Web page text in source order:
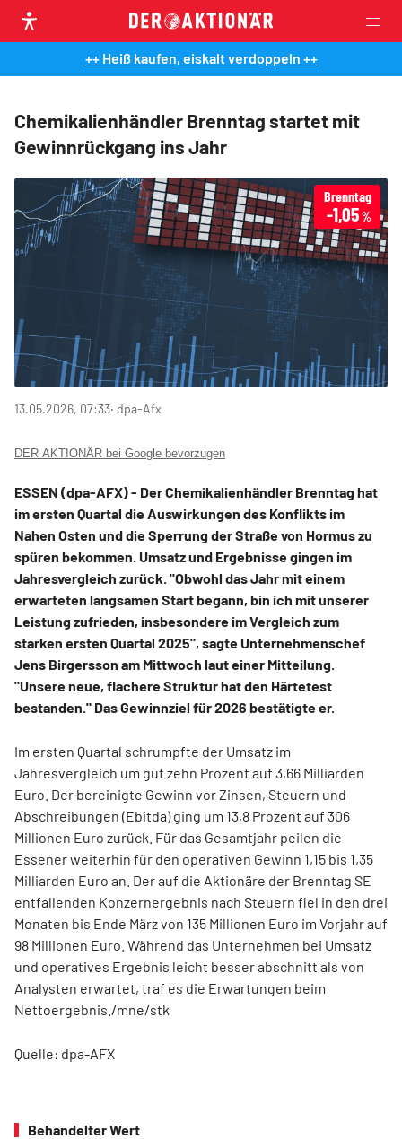
++ Heiß kaufen, eiskalt verdoppeln ++
Chemikalienhändler Brenntag startet mit
Gewinnrückgang ins Jahr
Brenntag
-1,05%
13.05.2026, 07:33‧ dpa-Afx
DER AKTIONÄR bei Google bevorzugen
ESSEN (dpa-AFX) - Der Chemikalienhändler Brenntaghat
im ersten Quartal die Auswirkungen des Konflikts im
Nahen Osten und die Sperrung der Straße von Hormus zu
spüren bekommen. Umsatz und Ergebnisse gingen im
Jahresvergleich zurück. "Obwohl das Jahr mit einem
erwarteten langsamen Start begann, bin ich mit unserer
Leistung zufrieden, insbesondere im Vergleich zum
starken ersten Quartal 2025", sagte Unternehmenschef
Jens Birgersson am Mittwoch laut einer Mitteilung.
"Unsere neue, flachere Struktur hat den Härtetest
bestanden." Das Gewinnziel für 2026 bestätigte er.
Im ersten Quartal schrumpfte der Umsatz im
Jahresvergleich um gut zehn Prozent auf 3,66 Milliarden
Euro. Der bereinigte Gewinn vor Zinsen, Steuern und
Abschreibungen (Ebitda) ging um 13,8 Prozent auf 306
Millionen Euro zurück. Für das Gesamtjahr peilen die
Essener weiterhin für den operativen Gewinn 1,15 bis 1,35
Milliarden Euro an. Der auf die Aktionäre der Brenntag SE
entfallenden Konzernergebnis nach Steuern fiel in den drei
Monaten bis Ende März von 135 Millionen Euro im Vorjahr auf
98 Millionen Euro. Während das Unternehmen bei Umsatz
und operatives Ergebnis leicht besser abschnitt als von
Analysten erwartet, traf es die Erwartungen beim
Nettoergebnis./mne/stk
Quelle: dpa-AFX
Behandelter Wert